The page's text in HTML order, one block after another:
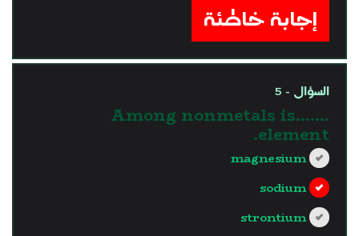
إجابة خاطئة
السؤال - 5
Among nonmetals is…….
element.
magnesium
sodium
strontium